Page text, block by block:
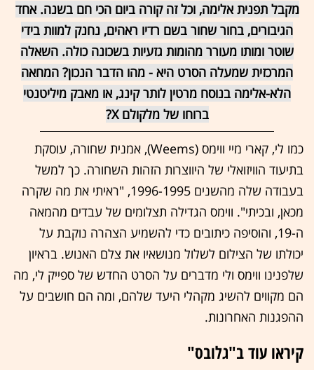
מקבל תפנית אלימה, וכל זה קורה ביום הכי חם בשנה. אחד
הגיבורים, בחור שחור בשם רדיו ראהים, נחנק למוות בידי
שוטר ומותו מעורר מהומות גזעיות בשכונה כולה. השאלה
המרכזית שמעלה הסרט היא - מהו הדבר הנכון? המחאה
הלא-אלימה בנוסח מרטין לותר קינג, או מאבק מיליטנטי
ברוחו של מלקולם X?
כמו לי, קארי מיי ווימס (Weems), אמנית שחורה, עוסקת
בתיעוד הוויזואלי של היווצרות הזהות השחורה. כך למשל
בעבודה שלה מהשנים 1996-1995, "ראיתי את מה שקרה
מכאן, ובכיתי". ווימס הגדילה תצלומים של עבדים מהמאה
ה-19, והוסיפה כיתובים כדי להשמיע הצהרה נוקבת על
יכולתו של הצילום לשלול מנושאיו את צלם האנוש. בראיון
שלפנינו ווימס ולי מדברים על הסרט החדש של ספייק לי, מה
הם מקווים להשיג מקהלי היעד שלהם, ומה הם חושבים על
ההפגנות האחרונות.
קיראו עוד ב"גלובס"